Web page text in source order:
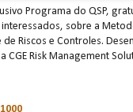
Programa do QSP,
sobre a
de Riscos e Controles.
CGE Risk Management